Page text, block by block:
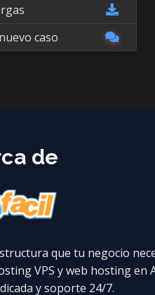
caso
de
que tu negocio
VPS y web hosting en
y soporte 24/7.